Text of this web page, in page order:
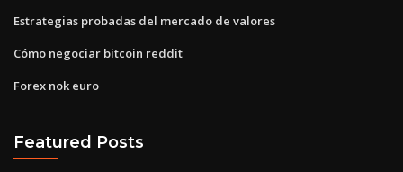
Estrategias probadas del mercado de valores
Cómo negociar bitcoin reddit
Forex nok euro
Featured Posts